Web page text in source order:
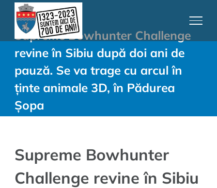
contentSupreme Bowhunter Challenge
revine în Sibiu după doi ani de
pauză. Se va trage cu arcul în
ținte animale 3D, în Pădurea
Șopa
Supreme Bowhunter
Challenge revine în Sibiu